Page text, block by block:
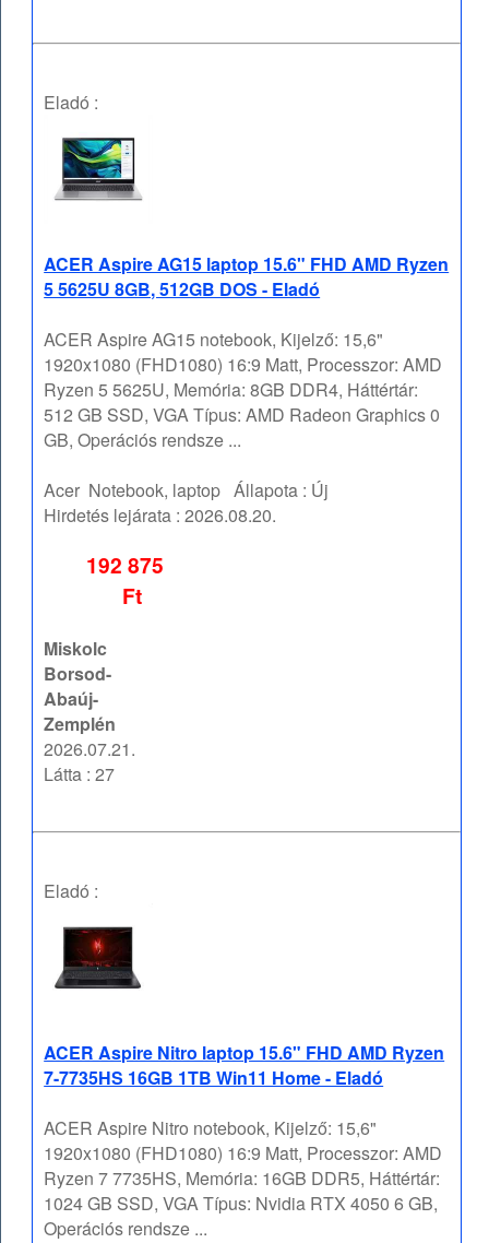
Eladó :
ACER Aspire AG15 laptop 15.6" FHD AMD Ryzen
5 5625U 8GB, 512GB DOS - Eladó
ACER Aspire AG15 notebook, Kijelző: 15,6"
1920x1080 (FHD1080) 16:9 Matt, Processzor: AMD
Ryzen 5 5625U, Memória: 8GB DDR4, Háttértár:
512 GB SSD, VGA Típus: AMD Radeon Graphics 0
GB, Operációs rendsze ...
Acer Notebook, laptop Állapota : Új
Hirdetés lejárata :2026.08.20.
192 875
Ft
Miskolc
Borsod-
Abaúj-
Zemplén
2026.07.21.
Látta : 27
Eladó :
ACER Aspire Nitro laptop 15.6" FHD AMD Ryzen
7-7735HS 16GB 1TB Win11 Home - Eladó
ACER Aspire Nitro notebook, Kijelző: 15,6"
1920x1080 (FHD1080) 16:9 Matt, Processzor: AMD
Ryzen 7 7735HS, Memória: 16GB DDR5, Háttértár:
1024 GB SSD, VGA Típus: Nvidia RTX 4050 6 GB,
Operációs rendsze ...